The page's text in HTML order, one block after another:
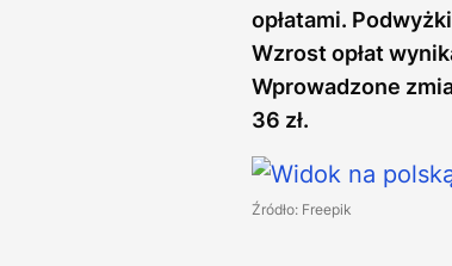
opłatami.
Wzrost opłat
Wprowadzone
36 zł.
Źródło: Freepik